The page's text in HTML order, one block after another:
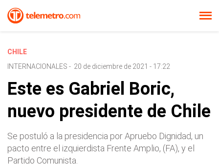
CHILE
INTERNACIONALES - 20 de diciembre de 2021 - 17:22
Este es Gabriel Boric,
nuevo presidente de Chile
Se postuló a la presidencia por Apruebo Dignidad, un
pacto entre el izquierdista Frente Amplio, (FA), y el
Partido Comunista.